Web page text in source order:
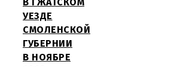
В ГЖАТСКОМ
УЕЗДЕ
СМОЛЕНСКОЙ
ГУБЕРНИИ
В НОЯБРЕ